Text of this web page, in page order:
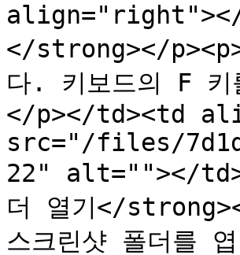
align="right"></
</strong></p><p>
다. 키보드의 F 키
</p></td><td
src="/files/
22" alt=""></
더 열기</
스크린샷 폴더